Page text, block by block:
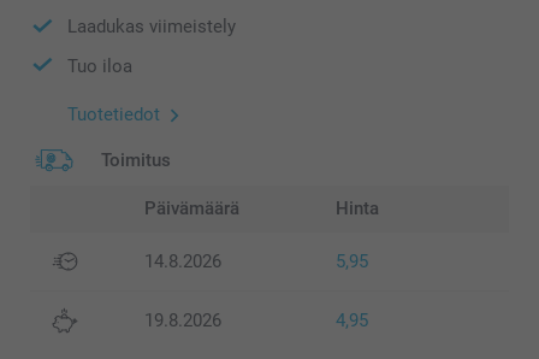
Laadukas viimeistely
Tuo iloa
Tuotetiedot
Toimitus
Päivämäärä Hinta
14.8.2026 5,95
19.8.2026 4,95